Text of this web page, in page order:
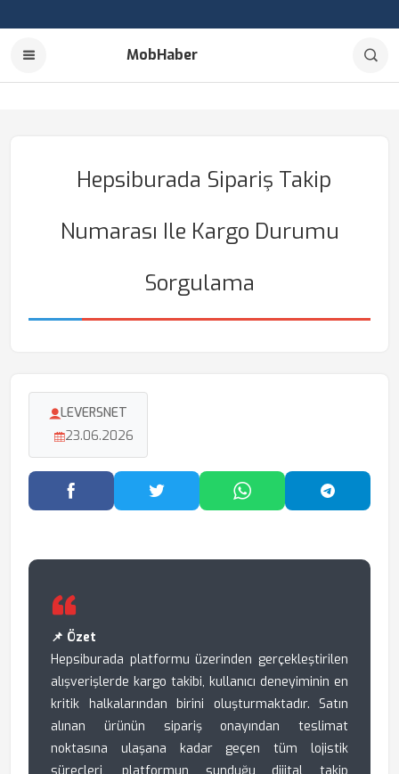
MobHaber
Hepsiburada Sipariş Takip
Numarası Ile Kargo Durumu
Sorgulama
LEVERSNET
23.06.2026
Facebook'ta PaylaşTwitter'da PaylaşWhatsApp'ta Paylaş
📌 Özet
Hepsiburada platformu üzerinden gerçekleştirilen
alışverişlerde kargo takibi, kullanıcı deneyiminin en
kritik halkalarından birini oluşturmaktadır. Satın
alınan ürünün sipariş onayından teslimat
noktasına ulaşana kadar geçen tüm lojistik